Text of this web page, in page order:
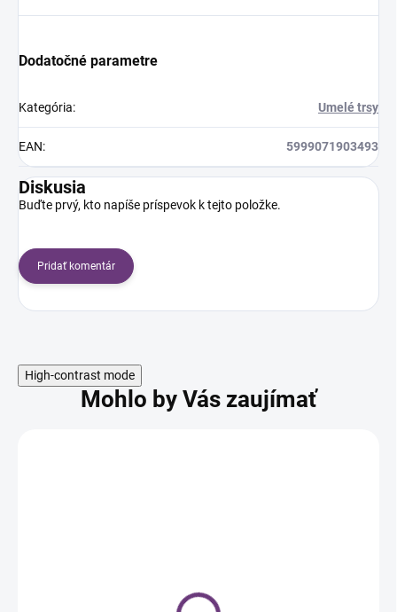
Dodatočné parametre
Kategória: Umelé trsy
EAN: 5999071903493
Diskusia
Buďte prvý, kto napíše príspevok k tejto položke.
Pridať komentár
High-contrast mode
Mohlo by Vás zaujímať